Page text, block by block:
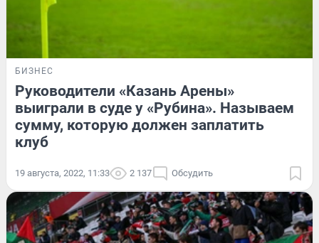
БИЗНЕС
Руководители «Казань Арены»
выиграли в суде у «Рубина». Называем
сумму, которую должен заплатить
клуб
19 августа, 2022, 11:33 2 137 Обсудить